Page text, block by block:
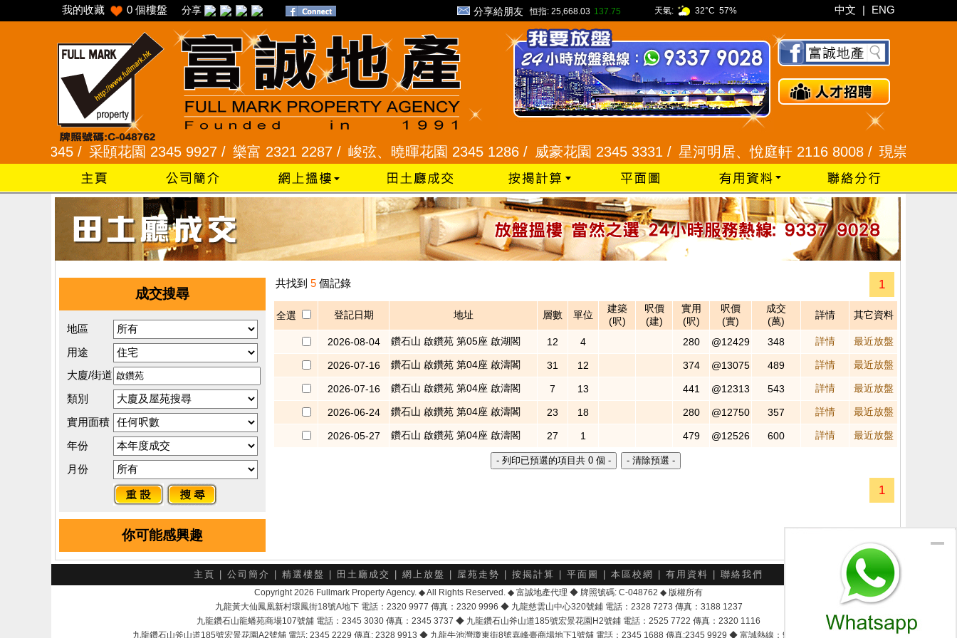
我的收藏 0 個樓盤 分享 分享給朋友 恒指: 25,668.03 137.75 天氣: 32°C 57% 中文 | ENG
2345 / 采頣花園 2345 9927 / 樂富 2321 2287 / 峻弦、曉暉花園 2345 1286 / 威豪花園 2345 3331 / 星河明居、悅庭軒 2116 8008 / 現崇山、譽
成交搜尋
地區
用途
大廈/街道
類別
實用面積
年份
月份
你可能感興趣
共找到 5 個記錄 1
全選 登記日期 地址 層數 單位
建築
(呎)
呎價
(建)
實用
(呎)
呎價
(實)
成交
(萬)
詳情 其它資料
2026-08-04 鑽石山 啟鑽苑 第05座 啟湖閣 12 4 280 @12429 348 詳情 最近放盤
2026-07-16 鑽石山 啟鑽苑 第04座 啟濤閣 31 12 374 @13075 489 詳情 最近放盤
2026-07-16 鑽石山 啟鑽苑 第04座 啟濤閣 7 13 441 @12313 543 詳情 最近放盤
2026-06-24 鑽石山 啟鑽苑 第04座 啟濤閣 23 18 280 @12750 357 詳情 最近放盤
2026-05-27 鑽石山 啟鑽苑 第04座 啟濤閣 27 1 479 @12526 600 詳情 最近放盤
1
主頁 公司簡介 精選樓盤 田土廳成交 網上放盤 屋苑走勢 按揭計算 平面圖 本區校網 有用資料 聯絡我們
Copyright 2026 Fullmark Property Agency. ◆ All Rights Reserved. ◆ 富誠地產代理 ◆ 牌照號碼: C-048762 ◆ 版權所有
九龍黃大仙鳳凰新村環鳳街18號A地下 電話：2320 9977 傳真：2320 9996 ◆ 九龍慈雲山中心320號鋪 電話：2328 7273 傳真：3188 1237
九龍鑽石山龍蟠苑商場107號舖 電話：2345 3030 傳真：2345 3737 ◆ 九龍鑽石山斧山道185號宏景花園H2號鋪 電話：2525 7722 傳真：2320 1116
九龍鑽石山斧山道185號宏景花園A2號舖 電話: 2345 2229 傳真: 2328 9913 ◆ 九龍牛池灣瓊東街8號嘉峰臺商場地下1號舖 電話：2345 1688 傳真:2345 9929 ◆ 富誠熱線：9337 9028